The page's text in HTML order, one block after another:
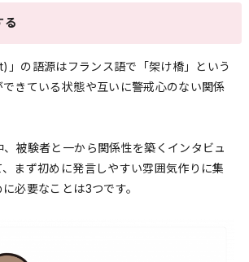
る
」の語源はフランス語で「架け橋」という
きている状態や互いに警戒心のない関係
被験者と一から関係性を築くインタビュ
まず初めに発言しやすい雰囲気作りに集
必要なことは3つです。